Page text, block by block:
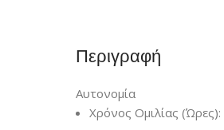
Περιγραφή
Αυτονομία
Χρόνος Ομιλίας (Ώρες):